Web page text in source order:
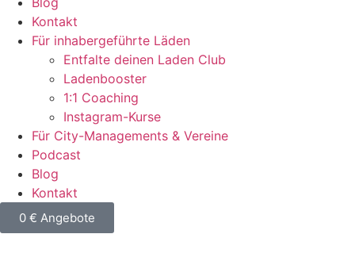
Kontakt
Für inhabergeführte Läden
Entfalte deinen Laden Club
Ladenbooster
1:1 Coaching
Instagram-Kurse
Für City-Managements & Vereine
Podcast
Blog
Kontakt
0 € Angebote